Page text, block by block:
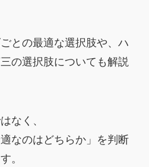
との最適な選択肢や、ハ
の選択肢についても解説
なく、
なのはどちらか」を判断
。